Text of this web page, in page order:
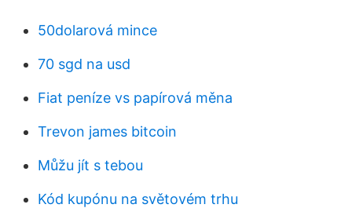
50dolarová mince
70 sgd na usd
Fiat peníze vs papírová měna
Trevon james bitcoin
Můžu jít s tebou
Kód kupónu na světovém trhu